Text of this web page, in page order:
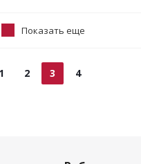
Показать еще
2 3 4